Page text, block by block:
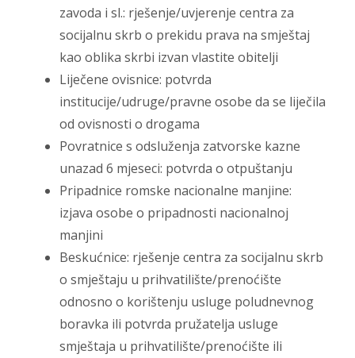
zavoda i sl.: rješenje/uvjerenje centra za
socijalnu skrb o prekidu prava na smještaj
kao oblika skrbi izvan vlastite obitelji
Liječene ovisnice: potvrda
institucije/udruge/pravne osobe da se liječila
od ovisnosti o drogama
Povratnice s odsluženja zatvorske kazne
unazad 6 mjeseci: potvrda o otpuštanju
Pripadnice romske nacionalne manjine:
izjava osobe o pripadnosti nacionalnoj
manjini
Beskućnice: rješenje centra za socijalnu skrb
o smještaju u prihvatilište/prenoćište
odnosno o korištenju usluge poludnevnog
boravka ili potvrda pružatelja usluge
smještaja u prihvatilište/prenoćište ili